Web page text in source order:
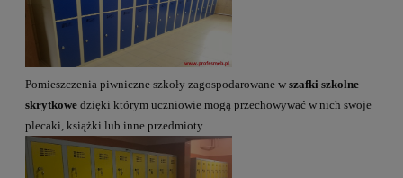
Pomieszczenia piwniczne szkoły zagospodarowane w szafki szkolne
skrytkowe dzięki którym uczniowie mogą przechowywać w nich swoje
plecaki, książki lub inne przedmioty